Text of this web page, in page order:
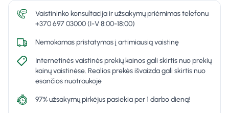
Vaistininko konsultacija ir užsakymų priėmimas telefonu
+370 697 03000 (I-V 8:00-18:00)
Nemokamas pristatymas į artimiausią vaistinę
Internetinės vaistinės prekių kainos gali skirtis nuo prekių
kainų vaistinėse. Realios prekės išvaizda gali skirtis nuo
esančios nuotraukoje
97% užsakymų pirkėjus pasiekia per 1 darbo dieną!